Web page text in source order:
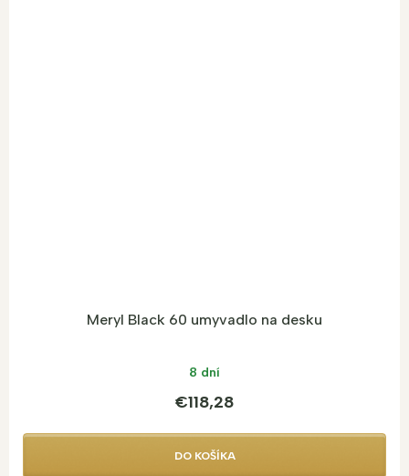
Meryl Black 60 umyvadlo na desku
8 dní
€118,28
DO KOŠÍKA